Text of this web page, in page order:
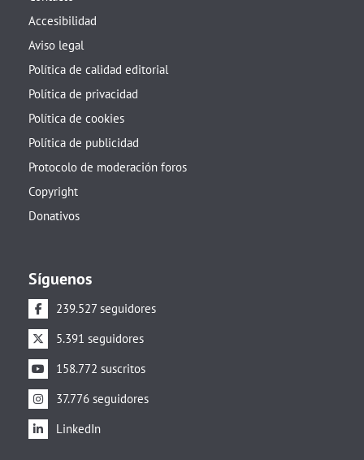
Accesibilidad
Aviso legal
Política de calidad editorial
Política de privacidad
Política de cookies
Política de publicidad
Protocolo de moderación foros
Copyright
Donativos
Síguenos
239.527 seguidores
5.391 seguidores
158.772 suscritos
37.776 seguidores
LinkedIn